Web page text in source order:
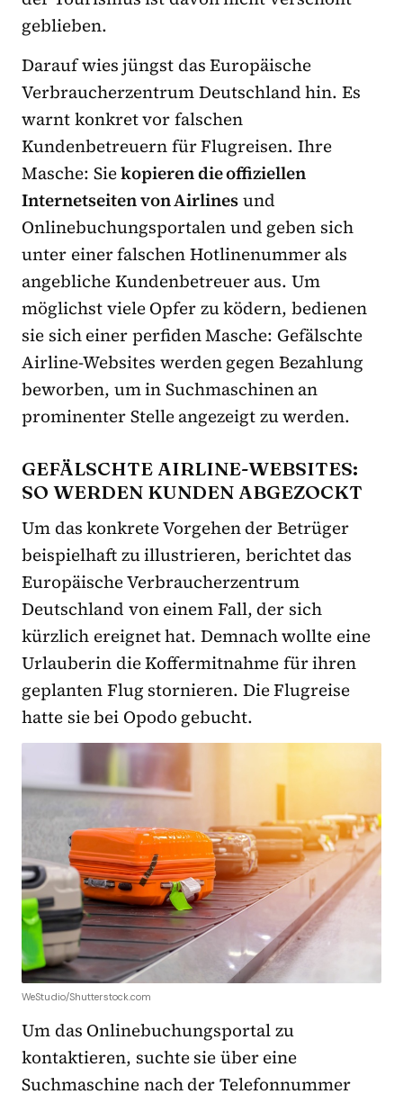
geblieben.
Darauf wies jüngst das Europäische
Verbraucherzentrum Deutschland hin. Es
warnt konkret vor falschen
Kundenbetreuern für Flugreisen. Ihre
Masche: Siekopieren die offiziellen
Internetseiten von Airlinesund
Onlinebuchungsportalen und geben sich
unter einer falschen Hotlinenummer als
angebliche Kundenbetreuer aus. Um
möglichst viele Opfer zu ködern, bedienen
sie sich einer perfiden Masche: Gefälschte
Airline-Websites werden gegen Bezahlung
beworben, um in Suchmaschinen an
prominenter Stelle angezeigt zu werden.
GEFÄLSCHTE AIRLINE-WEBSITES:
SO WERDEN KUNDEN ABGEZOCKT
Um das konkrete Vorgehen der Betrüger
beispielhaft zu illustrieren, berichtet das
Europäische Verbraucherzentrum
Deutschland von einem Fall, der sich
kürzlich ereignet hat. Demnach wollte eine
Urlauberin die Koffermitnahme für ihren
geplanten Flug stornieren. Die Flugreise
hatte sie bei Opodo gebucht.
WeStudio/Shutterstock.com
Um das Onlinebuchungsportal zu
kontaktieren, suchte sie über eine
Suchmaschine nach der Telefonnummer